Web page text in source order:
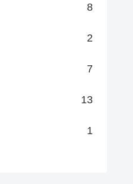
8
2
7
13
1